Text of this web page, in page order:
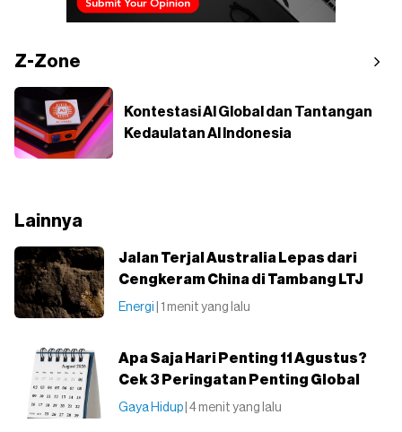
Z-Zone
Kontestasi AI Global dan Tantangan
Kedaulatan AI Indonesia
Lainnya
Jalan Terjal Australia Lepas dari
Cengkeram China di Tambang LTJ
Energi | 1 menit yang lalu
Apa Saja Hari Penting 11 Agustus?
Cek 3 Peringatan Penting Global
Gaya Hidup | 4 menit yang lalu